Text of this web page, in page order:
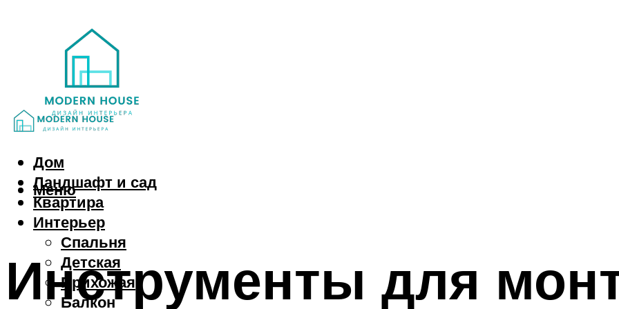
Дом
Ландшафт и сад
Квартира
Интерьер
Спальня
Детская
Прихожая
Балкон
Меню
Инструменты для